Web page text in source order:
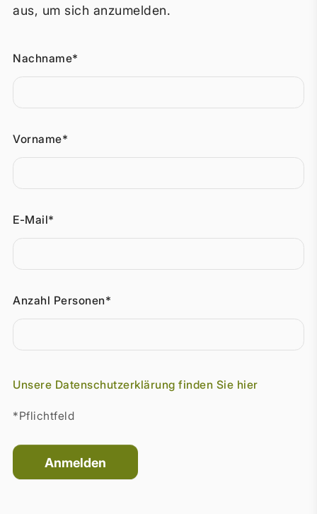
aus, um sich anzumelden.
Nachname*
Vorname*
E-Mail*
Anzahl Personen*
Unsere Datenschutzerklärung finden Sie hier
*Pflichtfeld